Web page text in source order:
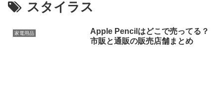
スタイラス
家電用品
Apple Pencilはどこで売ってる？
市販と通販の販売店舗まとめ